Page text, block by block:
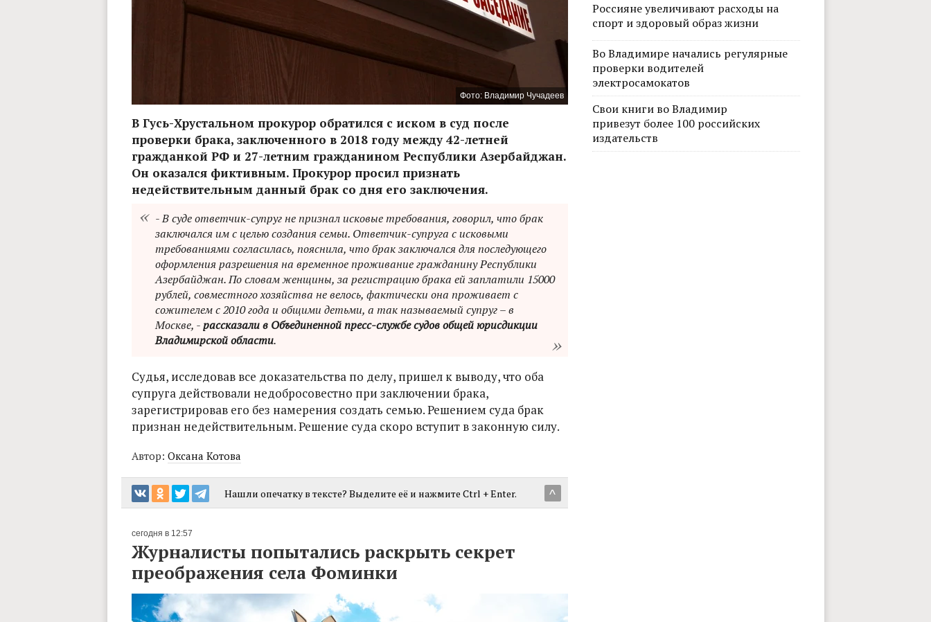
Фото: Владимир Чучадеев
В Гусь-Хрустальном прокурор обратился с иском в суд после
проверки брака, заключенного в 2018 году между 42-летней
гражданкой РФ и 27-летним гражданином Республики Азербайджан.
Он оказался фиктивным. Прокурор просил признать
недействительным данный брак со дня его заключения.
- В суде ответчик-супруг не признал исковые требования, говорил, что брак
заключался им с целью создания семьи. Ответчик-супруга с исковыми
требованиями согласилась, пояснила, что брак заключался для последующего
оформления разрешения на временное проживание гражданину Республики
Азербайджан. По словам женщины, за регистрацию брака ей заплатили 15000
рублей, совместного хозяйства не велось, фактически она проживает с
сожителем с 2010 года и общими детьми, а так называемый супруг – в
Москве, -рассказали в Объединенной пресс-службе судов общей юрисдикции
Владимирской области.
Судья, исследовав все доказательства по делу, пришел к выводу, что оба
супруга действовали недобросовестно при заключении брака,
зарегистрировав его без намерения создать семью. Решением суда брак
признан недействительным. Решение суда скоро вступит в законную силу.
Автор: Оксана Котова
^
Нашли опечатку в тексте? Выделите её и нажмите Ctrl + Enter.
сегодня в 12:57
Журналисты попытались раскрыть секрет
преображения села Фоминки
Россияне увеличивают расходы на
спорт и здоровый образ жизни
Во Владимире начались регулярные
проверки водителей
электросамокатов
Свои книги во Владимир
привезут более 100 российских
издательств